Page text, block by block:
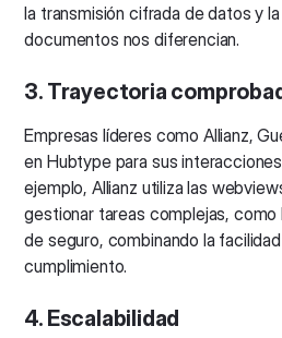
la transmisión cifrada de datos y
documentos nos diferencian.
3. Trayectoria
Empresas líderes como Allianz,
en Hubtype para sus
ejemplo, Allianz utiliza las
gestionar tareas complejas, como
de seguro, combinando la
cumplimiento.
4. Escalabilidad